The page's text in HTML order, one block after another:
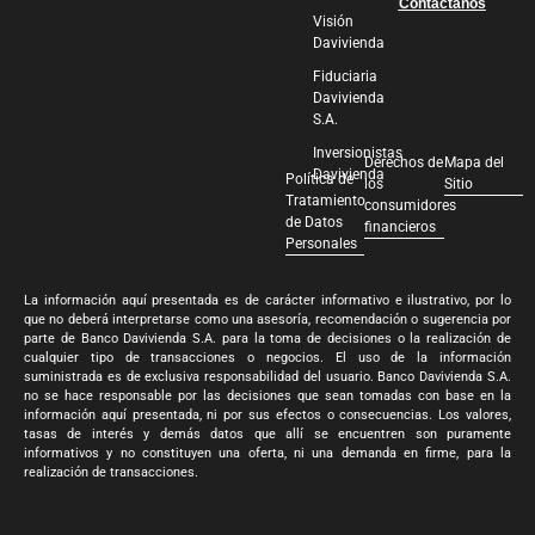
Visión
Davivienda
Fiduciaria
Davivienda
S.A.
Inversionistas
Davivienda
Política de
Tratamiento
de Datos
Personales
Derechos de
los
consumidores
financieros
Mapa del
Sitio
La información aquí presentada es de carácter informativo e ilustrativo, por lo
que no deberá interpretarse como una asesoría, recomendación o sugerencia por
parte de Banco Davivienda S.A. para la toma de decisiones o la realización de
cualquier tipo de transacciones o negocios. El uso de la información
suministrada es de exclusiva responsabilidad del usuario. Banco Davivienda S.A.
no se hace responsable por las decisiones que sean tomadas con base en la
información aquí presentada, ni por sus efectos o consecuencias. Los valores,
tasas de interés y demás datos que allí se encuentren son puramente
informativos y no constituyen una oferta, ni una demanda en firme, para la
realización de transacciones.